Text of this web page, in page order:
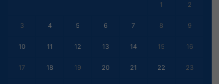
1 2
3 4 5 6 7 8 9
10 11 12 13 14 15 16
17 18 19 20 21 22 23